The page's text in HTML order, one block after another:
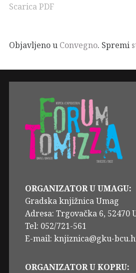
Scarica PDF
Objavljeno u Convegno. Spremi
ORGANIZATOR U UMAGU:
Gradska knjižnica Umag
Adresa: Trgovačka 6, 52470
Tel: 052/721-561
E-mail: knjiznica@gku-
ORGANIZATOR U KOPRU: